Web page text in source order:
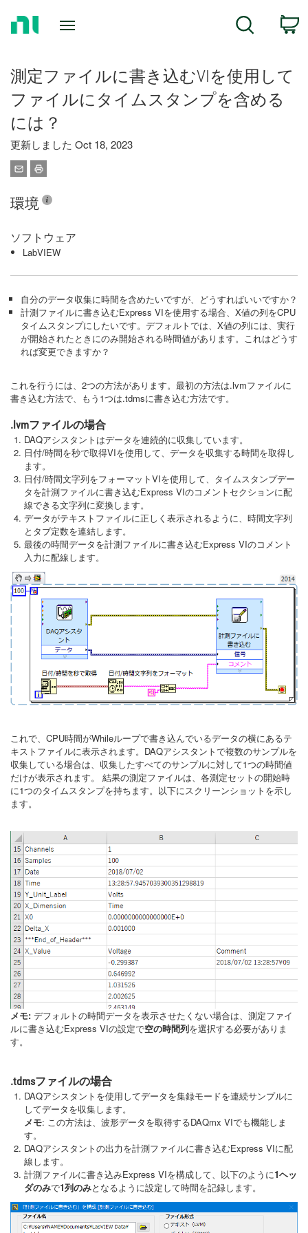
Search
測定ファイルに書き込むVIを使用して
ファイルにタイムスタンプを含める
には？
更新しました Oct 18, 2023
環境
ソフトウェア
LabVIEW
自分のデータ収集に時間を含めたいですが、どうすればいいですか？
計測ファイルに書き込むExpress VIを使用する場合、X値の列をCPU
タイムスタンプにしたいです。デフォルトでは、X値の列には、実行
が開始されたときにのみ開始される時間値があります。これはどうす
れば変更できますか？
これを行うには、2つの方法があります。最初の方法は.lvmファイルに
書き込む方法で、もう1つは.tdmsに書き込む方法です。
.lvmファイルの場合
DAQアシスタントはデータを連続的に収集しています。
日付/時間を秒で取得VIを使用して、データを収集する時間を取得し
ます。
日付/時間文字列をフォーマットVIを使用して、タイムスタンプデー
タを計測ファイルに書き込むExpress VIのコメントセクションに配
線できる文字列に変換します。
データがテキストファイルに正しく表示されるように、時間文字列
とタブ定数を連結します。
最後の時間データを計測ファイルに書き込むExpress VIのコメント
入力に配線します。
これで、CPU時間がWhileループで書き込んでいるデータの横にあるテ
キストファイルに表示されます。DAQアシスタントで複数のサンプルを
収集している場合は、収集したすべてのサンプルに対して1つの時間値
だけが表示されます。 結果の測定ファイルは、各測定セットの開始時
に1つのタイムスタンプを持ちます。以下にスクリーンショットを示し
ます。
メモ: デフォルトの時間データを表示させたくない場合は、測定ファイ
ルに書き込むExpress VIの設定で空の時間列を選択する必要がありま
す。
.tdmsファイルの場合
DAQアシスタントを使用してデータを集録モードを連続サンプルに
してデータを収集します。
メモ: この方法は、波形データを取得するDAQmx VIでも機能しま
す。
DAQアシスタントの出力を計測ファイルに書き込むExpress VIに配
線します。
計測ファイルに書き込みExpress VIを構成して、以下のように1ヘッ
ダのみで1列のみとなるように設定して時間を記録します。